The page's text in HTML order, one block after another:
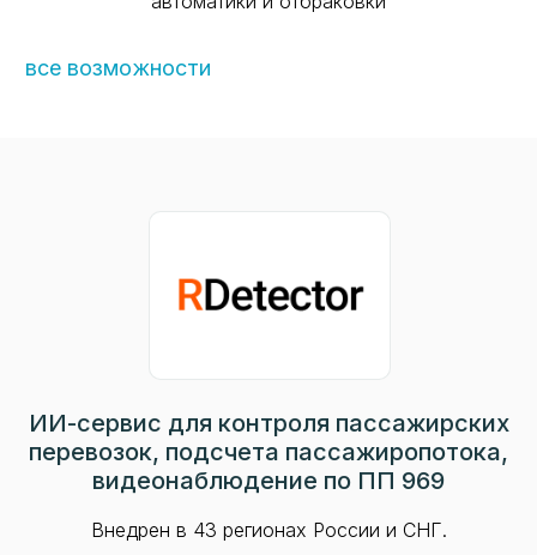
все возможности
ИИ-сервис для контроля пассажирских
перевозок, подсчета пассажиропотока,
видеонаблюдение по ПП 969
Внедрен в 43 регионах России и СНГ.